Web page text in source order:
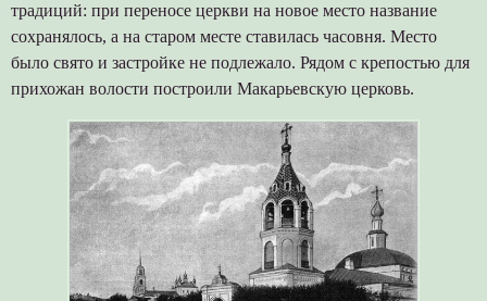
традиций: при переносе церкви на новое место название
сохранялось, а на старом месте ставилась часовня. Место
было свято и застройке не подлежало. Рядом с крепостью для
прихожан волости построили Макарьевскую церковь.